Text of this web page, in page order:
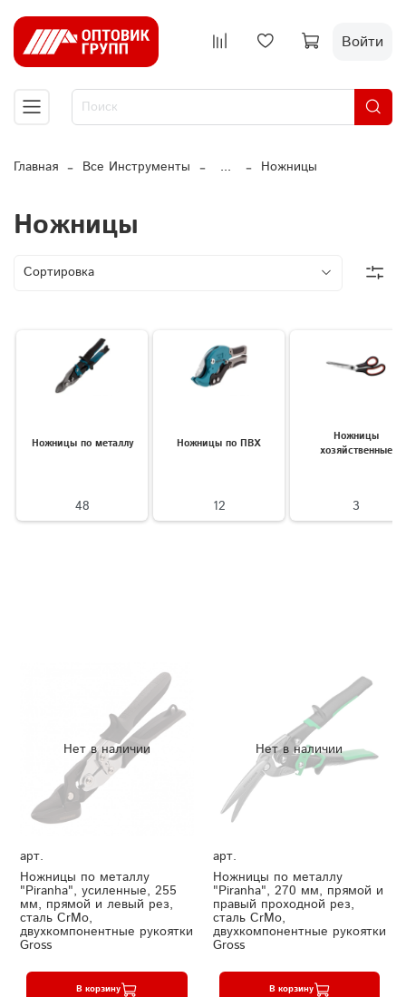
Войти
Главная Все Инструменты ... Ножницы
Ножницы
Ножницы по металлу
48
Ножницы по ПВХ
12
Ножницы
хозяйственные
3
Нет в наличии
арт.
Ножницы по металлу
"Piranha", усиленные, 255
мм, прямой и левый рез,
сталь СrMo,
двухкомпонентные рукоятки
Gross
В корзину
Нет в наличии
арт.
Ножницы по металлу
"Piranha", 270 мм, прямой и
правый проходной рез,
сталь СrMo,
двухкомпонентные рукоятки
Gross
В корзину